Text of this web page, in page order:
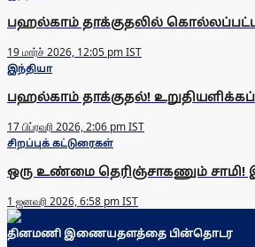
பஹல்காம் தாக்குதலில்
19 மார்ச் 2026, 12:05 pm IST
இந்தியா
பஹல்காம் தாக்குதல்!
17 பிப்ரவரி 2026, 2:06 pm IST
சிறப்புக் கட்டுரைகள்
ஒரு உண்மை தெரிஞ்சாகணும் சாமி!
1 ஜனவரி 2026, 6:58 pm IST
தினமணி இணையதளத்தை பின்தொடர